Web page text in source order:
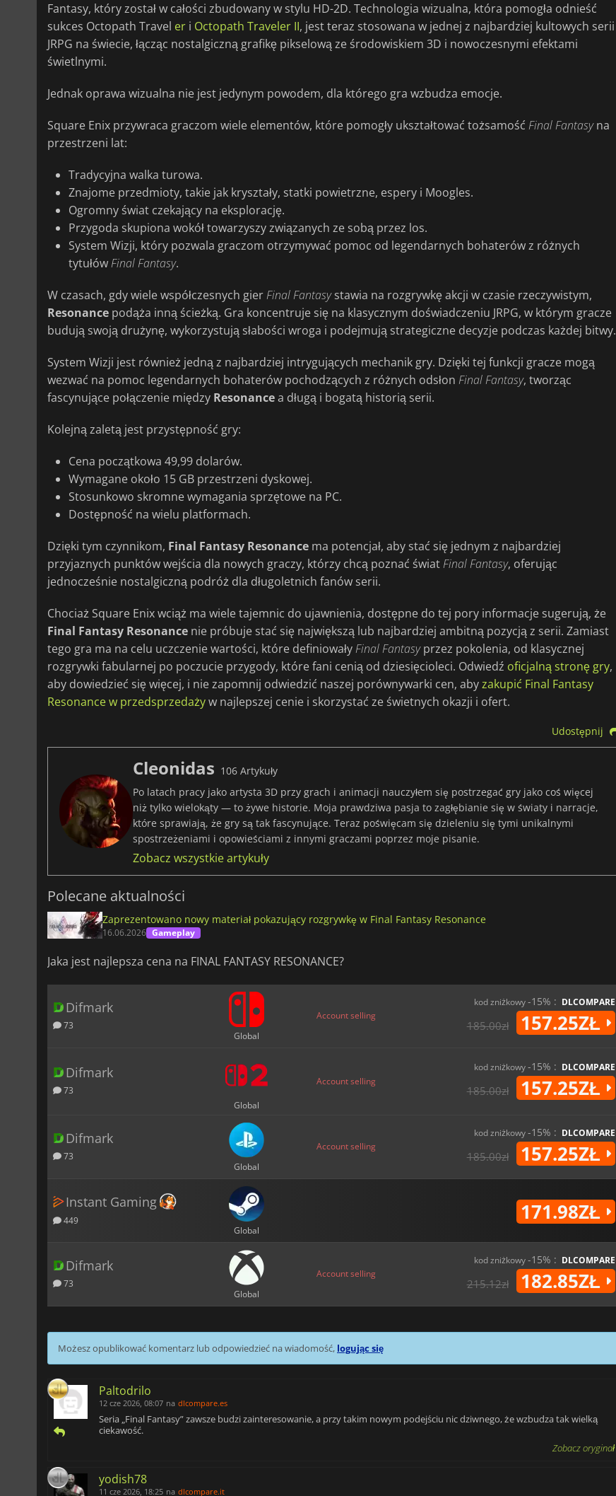
Fantasy, który został w całości zbudowany w stylu HD-2D. Technologia wizualna, która pomogła odnieść
sukces Octopath Travel er i Octopath Traveler II, jest teraz stosowana w jednej z najbardziej kultowych serii
JRPG na świecie, łącząc nostalgiczną grafikę pikselową ze środowiskiem 3D i nowoczesnymi efektami
świetlnymi.
Jednak oprawa wizualna nie jest jedynym powodem, dla którego gra wzbudza emocje.
Square Enix przywraca graczom wiele elementów, które pomogły ukształtować tożsamość FinalFantasyna
przestrzeni lat:
Tradycyjna walka turowa.
Znajome przedmioty, takie jak kryształy, statki powietrzne, espery i Moogles.
Ogromny świat czekający na eksplorację.
Przygoda skupiona wokół towarzyszy związanych ze sobą przez los.
System Wizji, który pozwala graczom otrzymywać pomoc od legendarnych bohaterów z różnych
tytułówFinal Fantasy.
W czasach, gdy wiele współczesnych gierFinalFantasystawia na rozgrywkę akcji w czasie rzeczywistym,
Resonance podąża inną ścieżką. Gra koncentruje się na klasycznym doświadczeniu JRPG, w którym gracze
budują swoją drużynę, wykorzystują słabości wroga i podejmują strategiczne decyzje podczas każdej bitwy.
System Wizji jest również jedną z najbardziej intrygujących mechanik gry. Dzięki tej funkcji gracze mogą
wezwać na pomoc legendarnych bohaterów pochodzących z różnych odsłon FinalFantasy, tworząc
fascynujące połączenie między Resonancea długą i bogatą historią serii.
Kolejną zaletą jest przystępność gry:
Cena początkowa 49,99 dolarów.
Wymagane około 15 GB przestrzeni dyskowej.
Stosunkowo skromne wymagania sprzętowe na PC.
Dostępność na wielu platformach.
Dzięki tym czynnikom, Final Fantasy Resonance ma potencjał, aby stać się jednym z najbardziej
przyjaznych punktów wejścia dla nowych graczy, którzy chcą poznać światFinalFantasy, oferując
jednocześnie nostalgiczną podróż dla długoletnich fanów serii.
Chociaż Square Enix wciąż ma wiele tajemnic do ujawnienia, dostępne do tej pory informacje sugerują, że
Final Fantasy Resonance nie próbuje stać się największą lub najbardziej ambitną pozycją z serii. Zamiast
tego gra ma na celu uczczenie wartości, które definiowałyFinalFantasyprzez pokolenia, od klasycznej
rozgrywki fabularnej po poczucie przygody, które fani cenią od dziesięcioleci. Odwiedź oficjalną stronę gry,
aby dowiedzieć się więcej, i nie zapomnij odwiedzić naszej porównywarki cen, abyzakupić Final Fantasy
Resonance w przedsprzedażyw najlepszej cenie i skorzystać ze świetnych okazji i ofert.
Udostępnij
Cleonidas 106 Artykuły
Po latach pracy jako artysta 3D przy grach i animacji nauczyłem się postrzegać gry jako coś więcej
niż tylko wielokąty — to żywe historie. Moja prawdziwa pasja to zagłębianie się w światy i narracje,
które sprawiają, że gry są tak fascynujące. Teraz poświęcam się dzieleniu się tymi unikalnymi
spostrzeżeniami i opowieściami z innymi graczami poprzez moje pisanie.
Zobacz wszystkie artykuły
Polecane aktualności
Zaprezentowano nowy materiał pokazujący rozgrywkę w Final Fantasy Resonance
16.06.2026 Gameplay
Jaka jest najlepsza cena na FINAL FANTASY RESONANCE?
Difmark
73
Global
Account selling
kod zniżkowy-15% : DLCOMPARE
185.00zł 157.25ZŁ
Difmark
73
Global
Account selling
kod zniżkowy-15% : DLCOMPARE
185.00zł 157.25ZŁ
Difmark
73
Global
Account selling
kod zniżkowy-15% : DLCOMPARE
185.00zł 157.25ZŁ
Instant Gaming
449
Global
171.98ZŁ
Difmark
73
Global
Account selling
kod zniżkowy-15% : DLCOMPARE
215.12zł 182.85ZŁ
Możesz opublikować komentarz lub odpowiedzieć na wiadomość, logując się
Paltodrilo
12 cze 2026, 08:07 na dlcompare.es
Seria „Final Fantasy” zawsze budzi zainteresowanie, a przy takim nowym podejściu nic dziwnego, że wzbudza tak wielką
ciekawość.
Zobacz oryginał
yodish78
11 cze 2026, 18:25 na dlcompare.it